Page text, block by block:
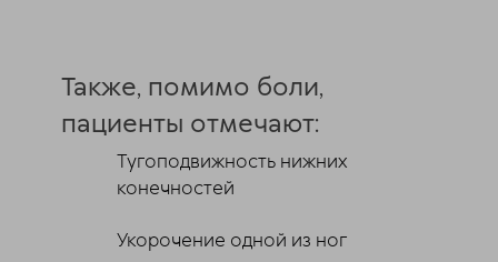
Также, помимо боли,
пациенты отмечают:
Тугоподвижность нижних
конечностей
Укорочение одной из ног